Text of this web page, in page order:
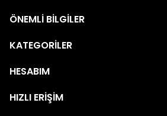
ÖNEMLİ BİLGİLER
KATEGORİLER
HESABIM
HIZLI ERİŞİM